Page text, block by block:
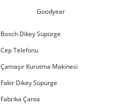
Goodyear
Bosch Dikey Süpürge
Cep Telefonu
Çamaşır Kurutma Makinesi
Fakir Dikey Süpürge
Fabrika Çanta